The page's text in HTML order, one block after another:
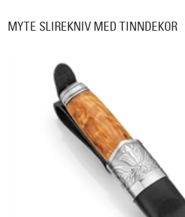
MYTE SLIREKNIV MED TINNDEKOR